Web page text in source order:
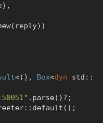
<(), Box<dyn std::
.parse()?;